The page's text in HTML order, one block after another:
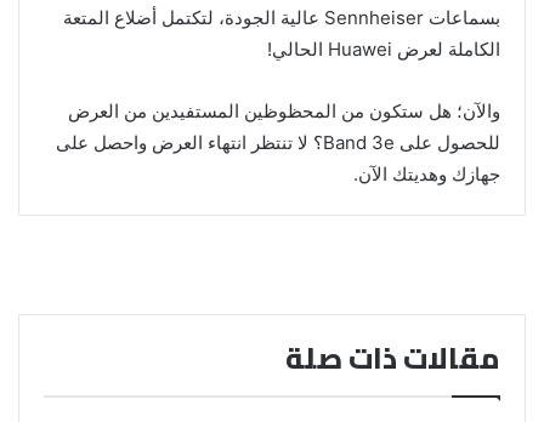
بسماعات Sennheiser عالية الجودة، لتكتمل أضلاع المتعة
الكاملة لعرض Huawei الحالي!
والآن؛ هل ستكون من المحظوظين المستفيدين من العرض
للحصول على Band 3e؟ لا تنتظر انتهاء العرض واحصل على
جهازك وهديتك الآن.
مقالات ذات صلة